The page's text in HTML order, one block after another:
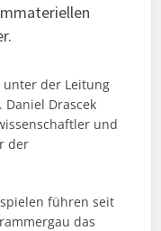
unter der Leitung
Drascek
und
der
führen seit
das